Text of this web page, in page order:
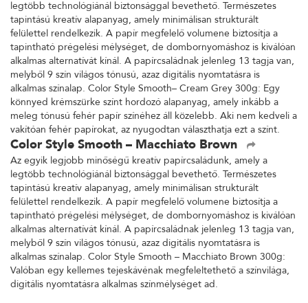
legtöbb technológiánál biztonsággal bevethető. Természetes
tapintású kreatív alapanyag, amely minimálisan strukturált
felülettel rendelkezik. A papír megfelelő volumene biztosítja a
tapintható prégelési mélységet, de dombornyomáshoz is kiválóan
alkalmas alternatívát kínál. A papírcsaládnak jelenleg 13 tagja van,
melyből 9 szín világos tónusú, azaz digitális nyomtatásra is
alkalmas színalap. Color Style Smooth– Cream Grey 300g: Egy
könnyed krémszürke színt hordozó alapanyag, amely inkább a
meleg tónusú fehér papír színéhez áll közelebb. Aki nem kedveli a
vakítóan fehér papírokat, az nyugodtan választhatja ezt a színt.
Color Style Smooth – Macchiato Brown
Az egyik legjobb minőségű kreatív papírcsaládunk, amely a
legtöbb technológiánál biztonsággal bevethető. Természetes
tapintású kreatív alapanyag, amely minimálisan strukturált
felülettel rendelkezik. A papír megfelelő volumene biztosítja a
tapintható prégelési mélységet, de dombornyomáshoz is kiválóan
alkalmas alternatívát kínál. A papírcsaládnak jelenleg 13 tagja van,
melyből 9 szín világos tónusú, azaz digitális nyomtatásra is
alkalmas színalap. Color Style Smooth – Macchiato Brown 300g:
Valóban egy kellemes tejeskávénak megfeleltethető a színvilága,
digitális nyomtatásra alkalmas színmélységet ad.